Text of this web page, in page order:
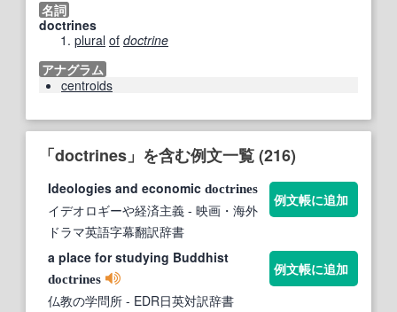
名詞
doctrines
plural of doctrine
アナグラム
centroids
「doctrines」を含む例文一覧 (216)
Ideologies and economic doctrines
イデオロギーや経済主義 - 映画・海外
ドラマ英語字幕翻訳辞書
例文帳に追加
a place for studying Buddhist
doctrines
仏教の学問所 - EDR日英対訳辞書
例文帳に追加